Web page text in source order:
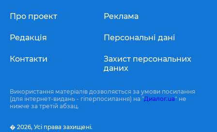
Про проект
Редакція
Контакти
Реклама
Персональні дані
Захист персональних
даних
Використання матеріалів дозволяється за умови посилання
(для інтернет-видань - гіперпосилання) на "Диалог.ua" не
нижче за третій абзац.
� 2026, Усі права захищені.